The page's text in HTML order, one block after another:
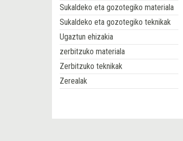
Sukaldeko eta gozotegiko materiala
Sukaldeko eta gozotegiko teknikak
Ugaztun ehizakia
zerbitzuko materiala
Zerbitzuko teknikak
Zerealak